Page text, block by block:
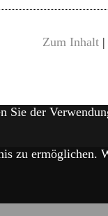
Zum Inhalt |
Sie der
zu ermöglichen.